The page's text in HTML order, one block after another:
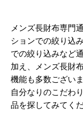
メンズ長財布専門
ションでの絞り込
での絞り込みなど
加え、メンズ長財
機能も多数ございま
自分なりのこだわ
品を探してみてく